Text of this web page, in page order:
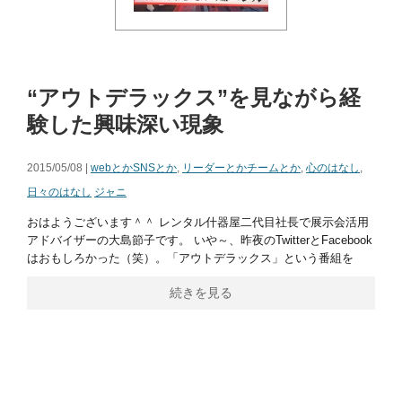
“アウトデラックス”を見ながら経
験した興味深い現象
2015/05/08 | webとかSNSとか, リーダーとかチームとか, 心のはなし ,
日々のはなし ジャニ
おはようございます＾＾ レンタル什器屋二代目社長で展示会活用
アドバイザーの大島節子です。 いや～、昨夜のTwitterとFacebook
はおもしろかった（笑）。「アウトデラックス」という番組を
続きを見る